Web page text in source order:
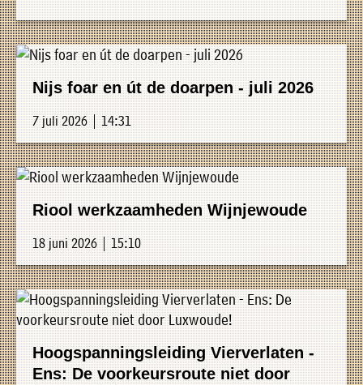
Nijs foar en út de doarpen - juli 2026
7 juli 2026 | 14:31
Riool werkzaamheden Wijnjewoude
18 juni 2026 | 15:10
Hoogspanningsleiding Vierverlaten -
Ens: De voorkeursroute niet door
»
Nieuwsbrieven
gemeente
Opsterland